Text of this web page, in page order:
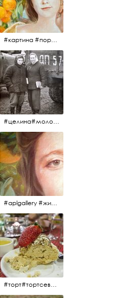
#картина #портрет #живопись #апельсиновоедерево # девушка #улыбка #изобилие #плодородие #painting #portrait #abundance #fertility #orangetree #aplgallery
#целина#молодёжьнацелине#комсомолки#50тыегода #50тые#СССР
#aplgallery #живопись #портрет
#торт#тортсевер#север#severspb#северметрополь#безе#безесклубникой#тортвоздушный#тортсбезе#cake#meringuecake#meringuecakewithstrawberries @sever_metropol